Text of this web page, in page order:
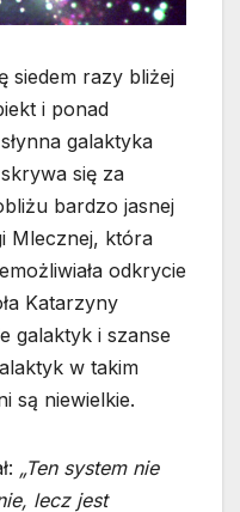
siedem razy bliżej
i ponad
galaktyka
się za
bardzo jasnej
Mlecznej, która
odkrycie
Katarzyny
galaktyk i szanse
w takim
są niewielkie.
„Ten system nie
lecz jest